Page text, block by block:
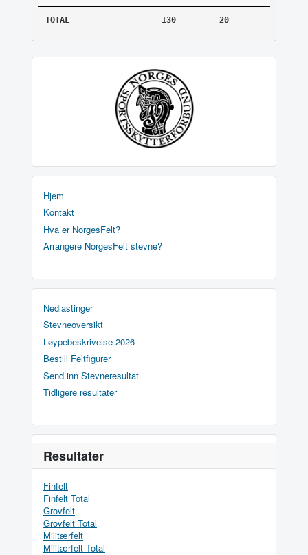
TOTAL 130 20
Hjem
Kontakt
Hva er NorgesFelt?
Arrangere NorgesFelt stevne?
Nedlastinger
Stevneoversikt
Løypebeskrivelse 2026
Bestill Feltfigurer
Send inn Stevneresultat
Tidligere resultater
Resultater
Finfelt
Finfelt Total
Grovfelt
Grovfelt Total
Militærfelt
Militærfelt Total